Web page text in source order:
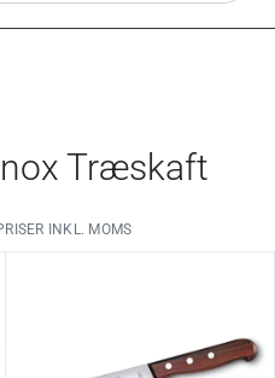
Træskaft
INKL. MOMS